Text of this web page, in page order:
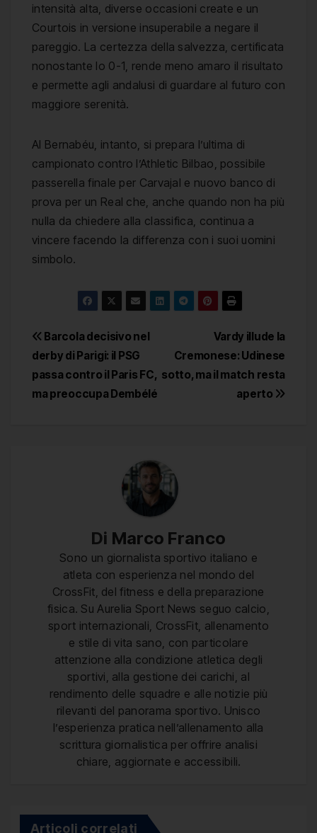
intensità alta, diverse occasioni create e un
Courtois in versione insuperabile a negare il
pareggio. La certezza della salvezza, certificata
nonostante lo 0-1, rende meno amaro il risultato
e permette agli andalusi di guardare al futuro con
maggiore serenità.
Al Bernabéu, intanto, si prepara l’ultima di
campionato contro l’Athletic Bilbao, possibile
passerella finale per Carvajal e nuovo banco di
prova per un Real che, anche quando non ha più
nulla da chiedere alla classifica, continua a
vincere facendo la differenza con i suoi uomini
simbolo.
Navigazione
articoli
Vardy illude la
Cremonese: Udinese
sotto, ma il match resta
aperto
Barcola decisivo nel
derby di Parigi: il PSG
passa contro il Paris FC,
ma preoccupa Dembélé
Di Marco Franco
Sono un giornalista sportivo italiano e
atleta con esperienza nel mondo del
CrossFit, del fitness e della preparazione
fisica. Su Aurelia Sport News seguo calcio,
sport internazionali, CrossFit, allenamento
e stile di vita sano, con particolare
attenzione alla condizione atletica degli
sportivi, alla gestione dei carichi, al
rendimento delle squadre e alle notizie più
rilevanti del panorama sportivo. Unisco
l’esperienza pratica nell’allenamento alla
scrittura giornalistica per offrire analisi
chiare, aggiornate e accessibili.
Articoli correlati